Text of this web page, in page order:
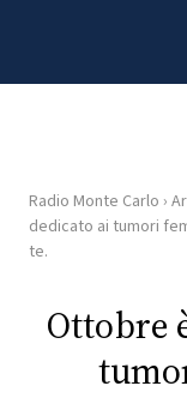
HOME
RADIO
Radio Monte Carlo ›
dedicato ai tumori
te.
Ottobre